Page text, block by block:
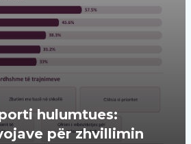
hulumtues:
për zhvillimin